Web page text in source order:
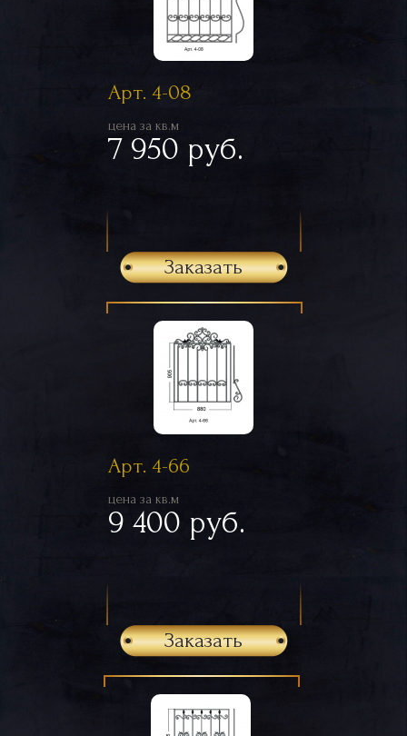
Арт. 4-08
цена за кв.м
7 950 руб.
Заказать
Арт. 4-66
цена за кв.м
9 400 руб.
Заказать